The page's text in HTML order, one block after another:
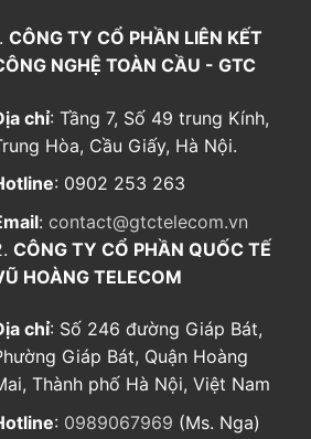
CÔNG TY CỔ PHẦN LIÊN KẾT
NGHỆ TOÀN CẦU - GTC
chỉ: Tầng 7, Số 49 trung Kính,
Hòa, Cầu Giấy, Hà Nội.
: 0902 253 263
: contact@gtctelecom.vn
CÔNG TY CỔ PHẦN QUỐC TẾ
HOÀNG TELECOM
chỉ: Số 246 đường Giáp Bát,
Giáp Bát, Quận Hoàng
Thành phố Hà Nội, Việt Nam
: 0989067969 (Ms. Nga)